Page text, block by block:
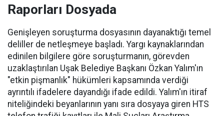
Raporları Dosyada
Genişleyen soruşturma dosyasının dayanaktığı temel
deliller de netleşmeye başladı. Yargı kaynaklarından
edinilen bilgilere göre soruşturmanın, görevden
uzaklaştırılan Uşak Belediye Başkanı Özkan Yalım'ın
"etkin pişmanlık" hükümleri kapsamında verdiği
ayrıntılı ifadelere dayandığı ifade edildi. Yalım'ın itiraf
niteliğindeki beyanlarının yanı sıra dosyaya giren HTS